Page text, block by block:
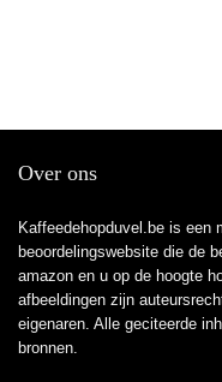
Over ons
Kaffeedehopduvel.be is een
beoordelingswebsite die de
amazon en u op de hoogte
afbeeldingen zijn
eigenaren. Alle geciteerde
bronnen.